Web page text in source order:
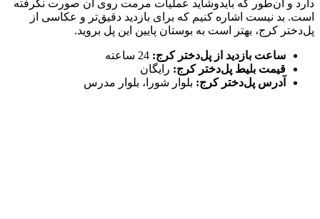
دارد و آن‌طور که بایدوشاید عملیات مرمت روی آن صورت نگرفته
است. بد نیست اشاره کنیم که برای بازدید دقیق‌تر و عکاسی از
پل‌دختر کرج، بهتر است به بوستان پایین این پل بروید.
ساعت بازدید از پل‌دختر کرج:
قیمت بلیط پل‌دختر کرج: رایگان
آدرس پل‌دختر کرج: بلوار شورا، بلوار مدرس